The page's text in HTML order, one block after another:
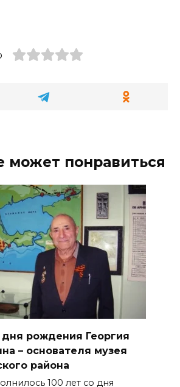
может понравиться
дня рождения Георгия
– основателя музея
района
100 лет со дня